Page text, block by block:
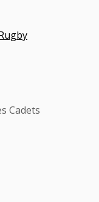
Cadets